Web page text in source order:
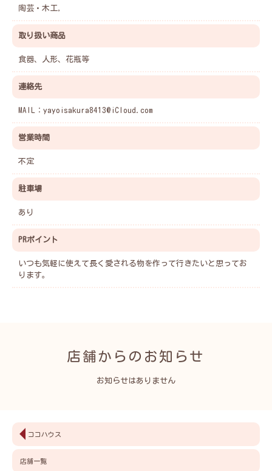
陶芸・木工,
取り扱い商品
食器、人形、花瓶等
連絡先
MAIL： yayoisakura8413@iCloud.com
営業時間
不定
駐車場
あり
PRポイント
いつも気軽に使えて長く愛される物を作って行きたいと思ってお
ります。
店舗からのお知らせ
お知らせはありません
ココハウス
店舗一覧